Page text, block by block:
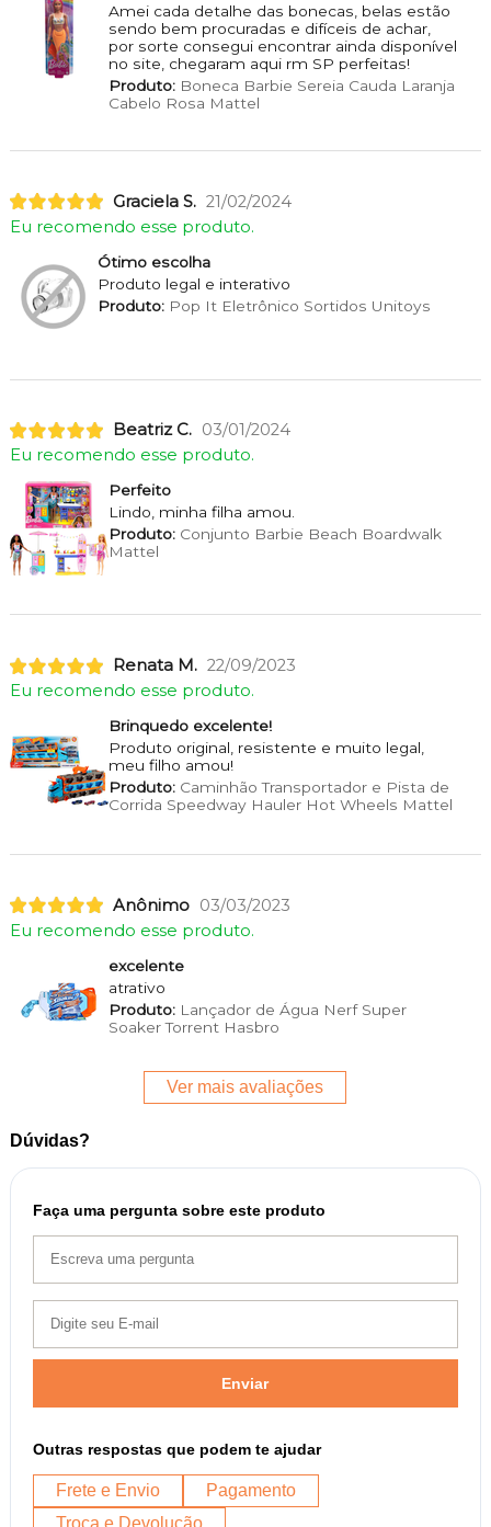
Amei cada detalhe das bonecas, belas estão
sendo bem procuradas e difíceis de achar,
por sorte consegui encontrar ainda disponível
no site, chegaram aqui rm SP perfeitas!
Produto:Boneca Barbie Sereia Cauda Laranja
Cabelo Rosa Mattel
Graciela S. 21/02/2024
Eu recomendo esse produto.
Ótimo escolha
Produto legal e interativo
Produto:Pop It Eletrônico Sortidos Unitoys
Beatriz C. 03/01/2024
Eu recomendo esse produto.
Perfeito
Lindo, minha filha amou.
Produto:Conjunto Barbie Beach Boardwalk
Mattel
Renata M. 22/09/2023
Eu recomendo esse produto.
Brinquedo excelente!
Produto original, resistente e muito legal,
meu filho amou!
Produto:Caminhão Transportador e Pista de
Corrida Speedway Hauler Hot Wheels Mattel
Anônimo 03/03/2023
Eu recomendo esse produto.
excelente
atrativo
Produto:Lançador de Água Nerf Super
Soaker Torrent Hasbro
Ver mais avaliações
Dúvidas?
Faça uma pergunta sobre este produto
Enviar
Outras respostas que podem te ajudar
Frete e Envio
Pagamento
Troca e Devolução